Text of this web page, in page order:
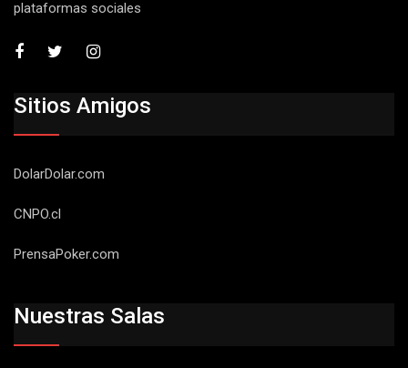
plataformas sociales
Sitios Amigos
DolarDolar.com
CNPO.cl
PrensaPoker.com
Nuestras Salas